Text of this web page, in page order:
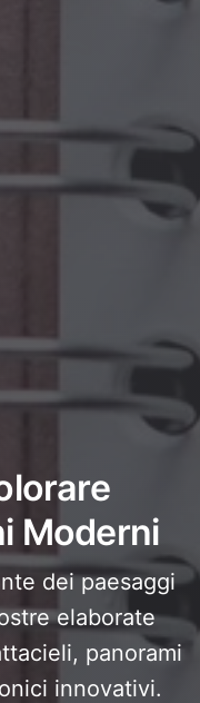
Moderni
dei paesaggi
elaborate
panorami
innovativi.